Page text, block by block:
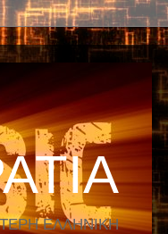
ΕΛΛΗΝΙΚΗ